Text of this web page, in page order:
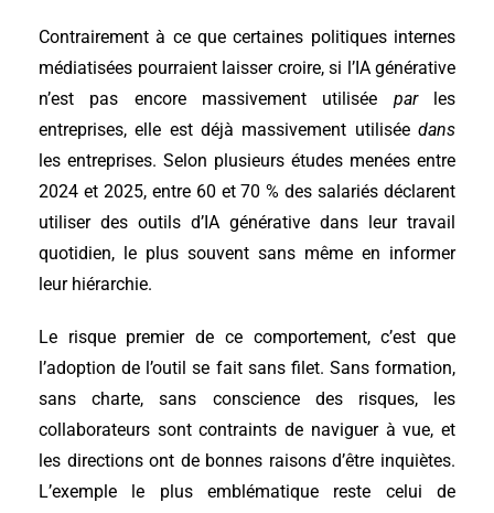
Contrairement à ce que certaines politiques internes
médiatisées pourraient laisser croire, si l’IA générative
n’est pas encore massivement utilisée parles
entreprises, elle est déjà massivement utilisée dans
les entreprises. Selon plusieurs études menées entre
2024 et 2025, entre 60 et 70 % des salariés déclarent
utiliser des outils d’IA générative dans leur travail
quotidien, le plus souvent sans même en informer
leur hiérarchie.
Le risque premier de ce comportement, c’est que
l’adoption de l’outil se fait sans filet. Sans formation,
sans charte, sans conscience des risques, les
collaborateurs sont contraints de naviguer à vue, et
les directions ont de bonnes raisons d’être inquiètes.
L’exemple le plus emblématique reste celui de